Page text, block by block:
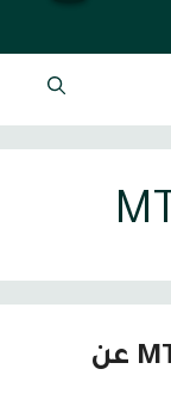
تحويل رصيد سيريتل وMTN عن